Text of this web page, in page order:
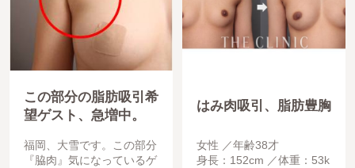
この部分の脂肪吸引希
望ゲスト、急増中。
福岡、大雪です。この部分
『脇肉』気になっているゲ
はみ肉吸引、脂肪豊胸
女性
年齢38才
身長：152cm
体重：53k